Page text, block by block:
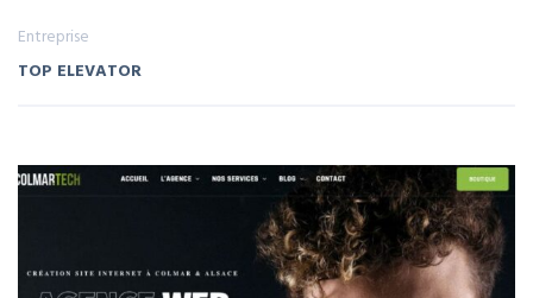
Entreprise
TOP ELEVATOR